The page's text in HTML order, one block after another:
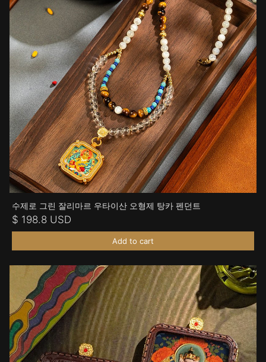
수제로 그린 잘리마르 우타이산 오형제 탕카 펜던트
$ 198.8 USD
Add to cart